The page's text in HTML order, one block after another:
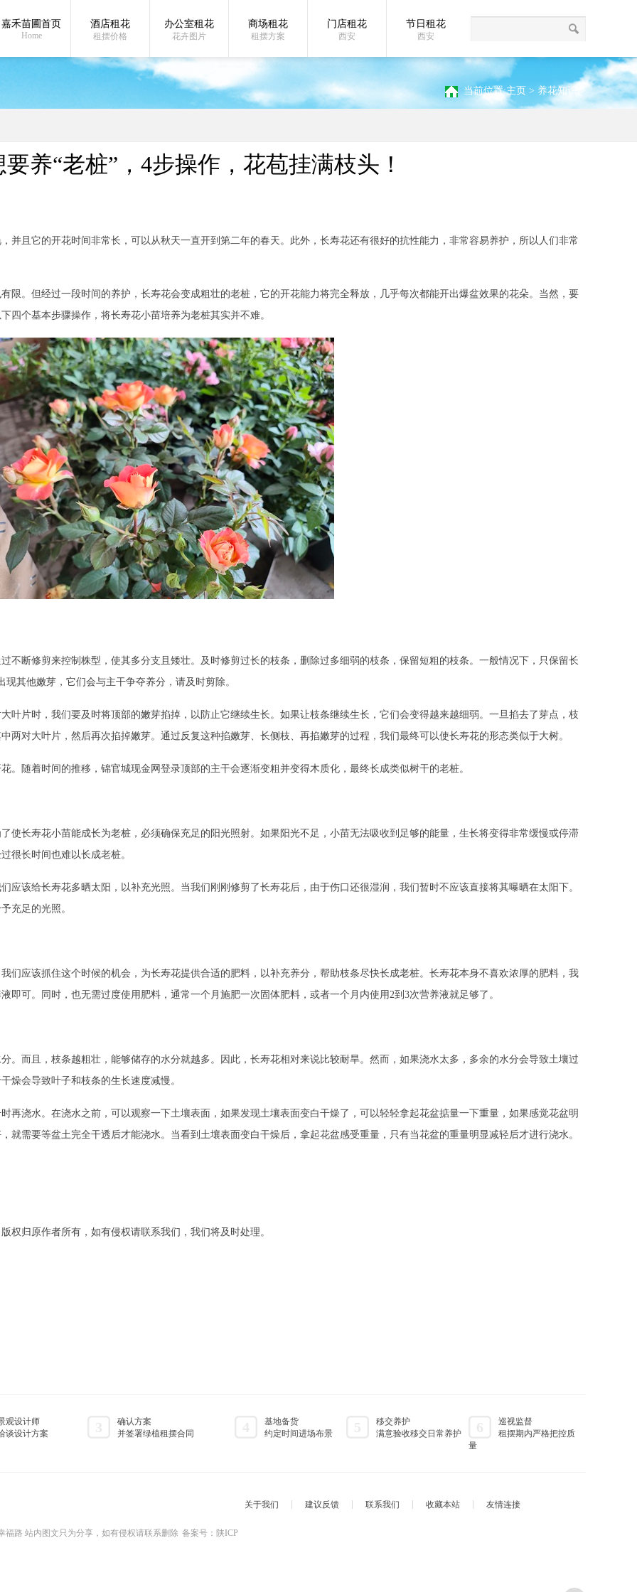
在线沟通: 养花知识 人才招聘 嘉禾苗圃案例
嘉禾苗圃首页
Home
酒店租花
租摆价格
办公室租花
花卉图片
商场租花
租摆方案
门店租花
西安
节日租花
西安
当前位置:主页 > 养花知识 >
养“老桩”，4步操作，花苞挂满枝头！
并且它的开花时间非常长，可以从秋天一直开到第二年的春天。此外，长寿花还有很好的抗性能力，非常容易养护，所以人们非常
限。但经过一段时间的养护，长寿花会变成粗壮的老桩，它的开花能力将完全释放，几乎每次都能开出爆盆效果的花朵。当然，要
四个基本步骤操作，将长寿花小苗培养为老桩其实并不难。
不断修剪来控制株型，使其多分支且矮壮。及时修剪过长的枝条，删除过多细弱的枝条，保留短粗的枝条。一般情况下，只保留长
其他嫩芽，它们会与主干争夺养分，请及时剪除。
叶片时，我们要及时将顶部的嫩芽掐掉，以防止它继续生长。如果让枝条继续生长，它们会变得越来越细弱。一旦掐去了芽点，枝
两对大叶片，然后再次掐掉嫩芽。通过反复这种掐嫩芽、长侧枝、再掐嫩芽的过程，我们最终可以使长寿花的形态类似于大树。
。随着时间的推移，锦官城现金网登录顶部的主干会逐渐变粗并变得木质化，最终长成类似树干的老桩。
使长寿花小苗能成长为老桩，必须确保充足的阳光照射。如果阳光不足，小苗无法吸收到足够的能量，生长将变得非常缓慢或停滞
很长时间也难以长成老桩。
应该给长寿花多晒太阳，以补充光照。当我们刚刚修剪了长寿花后，由于伤口还很湿润，我们暂时不应该直接将其曝晒在太阳下。
充足的光照。
们应该抓住这个时候的机会，为长寿花提供合适的肥料，以补充养分，帮助枝条尽快长成老桩。长寿花本身不喜欢浓厚的肥料，我
即可。同时，也无需过度使用肥料，通常一个月施肥一次固体肥料，或者一个月内使用2到3次营养液就足够了。
。而且，枝条越粗壮，能够储存的水分就越多。因此，长寿花相对来说比较耐旱。然而，如果浇水太多，多余的水分会导致土壤过
燥会导致叶子和枝条的生长速度减慢。
再浇水。在浇水之前，可以观察一下土壤表面，如果发现土壤表面变白干燥了，可以轻轻拿起花盆掂量一下重量，如果感觉花盆明
就需要等盆土完全干透后才能浇水。当看到土壤表面变白干燥后，拿起花盆感受重量，只有当花盆的重量明显减轻后才进行浇水。
权归原作者所有，如有侵权请联系我们，我们将及时处理。
观设计师
谈设计方案
确认方案
并签署绿植租摆合同
基地备货
约定时间进场布景
移交养护
满意验收移交日常养护
巡视监督
租摆期内严格把控质
量
福路 站内图文只为分享，如有侵权请联系删除 备案号：陕ICP
关于我们 建议反馈 联系我们 收藏本站 友情连接